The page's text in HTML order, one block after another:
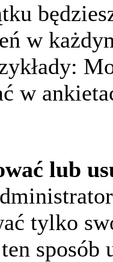
w
w
lub
tylko
sposób